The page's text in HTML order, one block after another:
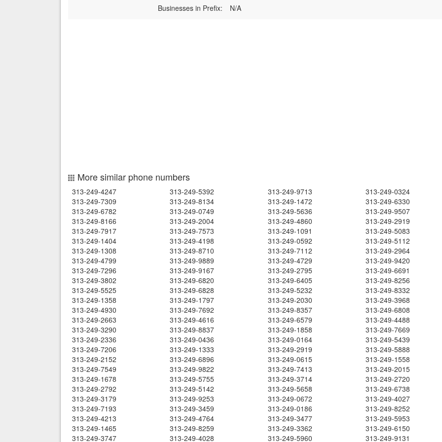
Businesses in Prefix:
N/A
More similar phone numbers
313-249-4247 313-249-5392 313-249-9713
313-249-0324
313-249-7309
313-249-8134 313-249-1472
313-249-6330
313-249-6782
313-249-0749 313-249-5636
313-249-9507
313-249-8166
313-249-2004 313-249-4860
313-249-2919
313-249-7917
313-249-7573 313-249-1091
313-249-5083
313-249-1404
313-249-4198 313-249-0592
313-249-5112
313-249-1308
313-249-8710 313-249-7112
313-249-2964
313-249-4799
313-249-9889 313-249-4729
313-249-9420
313-249-7296
313-249-9167 313-249-2795
313-249-6691
313-249-3802
313-249-6820 313-249-6405
313-249-8256
313-249-5525
313-249-6828 313-249-5232
313-249-8332
313-249-1358
313-249-1797 313-249-2030
313-249-3968
313-249-4930
313-249-7692 313-249-8357
313-249-6808
313-249-2663
313-249-4616 313-249-6579
313-249-4488
313-249-3290
313-249-8837 313-249-1858
313-249-7669
313-249-2336
313-249-0436 313-249-0164
313-249-5439
313-249-7206
313-249-1333 313-249-2919
313-249-5888
313-249-2152
313-249-6896 313-249-0615
313-249-1558
313-249-7549
313-249-9822 313-249-7413
313-249-2015
313-249-1678
313-249-5755 313-249-3714
313-249-2720
313-249-2792
313-249-5142 313-249-5658
313-249-6738
313-249-3179
313-249-9253 313-249-0672
313-249-4027
313-249-7193
313-249-3459 313-249-0186
313-249-8252
313-249-4213
313-249-4764 313-249-3477
313-249-5953
313-249-1465
313-249-8259 313-249-3362
313-249-6150
313-249-3747
313-249-4028 313-249-5960 313-249-9131